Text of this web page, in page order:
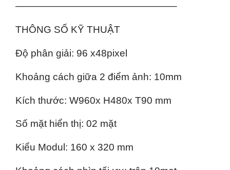
————————————————–
THÔNG SỐ KỸ THUẬT
Độ phân giải: 96 x48pixel
Khoảng cách giữa 2 điểm ảnh: 10mm
Kích thước: W960x H480x T90 mm
Số mặt hiển thị: 02 mặt
Kiểu Modul: 160 x 320 mm